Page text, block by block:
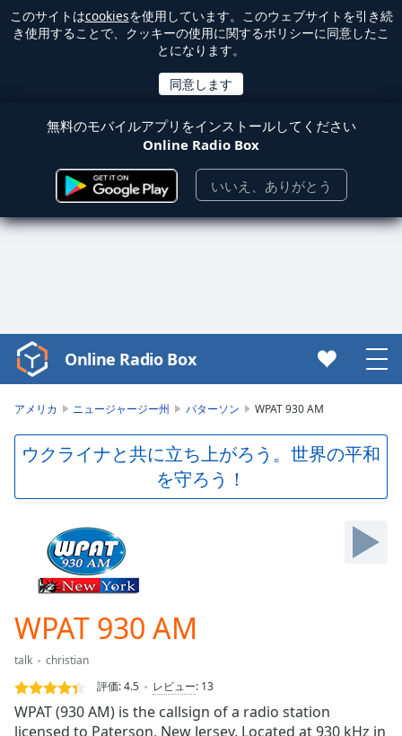
このサイトはcookiesを使用しています。このウェブサイトを引き続
き使用することで、クッキーの使用に関するポリシーに同意したこ
とになります。
無料のモバイルアプリをインストールしてください
Online Radio Box
いいえ、ありがとう
Video
Player
Play
Video
Skip
Forward
Current
Loaded:
0.00%
Stream
TypeLIVE
Online Radio Box
アメリカ ニュージャージー州 パターソン WPAT 930 AM
ウクライナと共に立ち上がろう。世界の平和
を守ろう！
WPAT 930 AM
talk
christian
評価:4.5 レビュー: 13
WPAT (930 AM) is the callsign of a radio station
licensed to Paterson, New Jersey. Located at 930 kHz in